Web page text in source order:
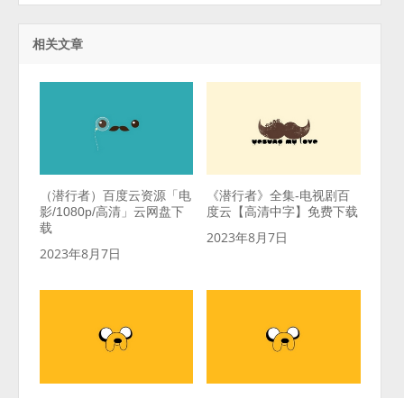
相关文章
（潜行者）百度云资源「电
影/1080p/高清」云网盘下
载
2023年8月7日
《潜行者》全集-电视剧百
度云【高清中字】免费下载
2023年8月7日